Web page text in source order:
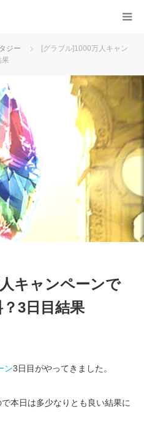
ジー
[グラブル]1000万人キャン
キャンペーンで
3日目結果
ン3日目がやってきました。
本日は多少なりとも良い結果に